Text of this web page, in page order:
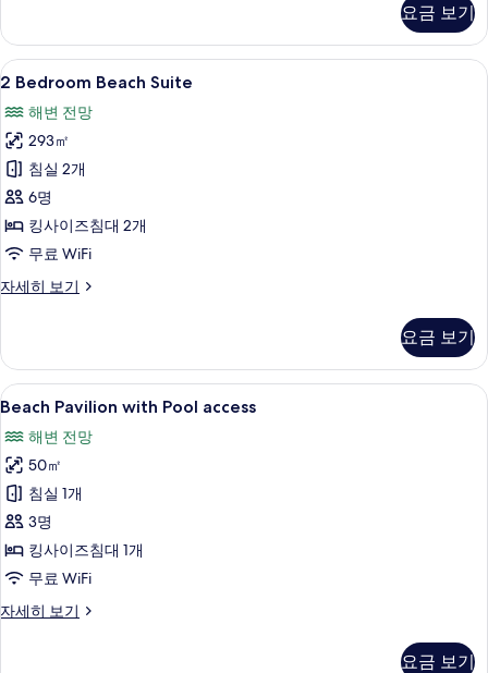
Pool
자
세
보
기
요금 보기
2
Bedroom
Beach
Suite
사
진
모
두
보
2 Bedroom Beach Suite | 미니바, 객
6
2 Bedroom Beach Suite
해변 전망
293㎡
침실 2개
6명
킹사이즈침대 2개
무료 WiFi
자세히 보기
2
자
세
히
기
요금 보기
Beach
Pavilion
with
Pool
access
사
진
모
두
7
Beach Pavilion with Pool access
해변 전망
50㎡
침실 1개
3명
킹사이즈침대 1개
무료 WiFi
자세히 보기
Beach
요금 보기